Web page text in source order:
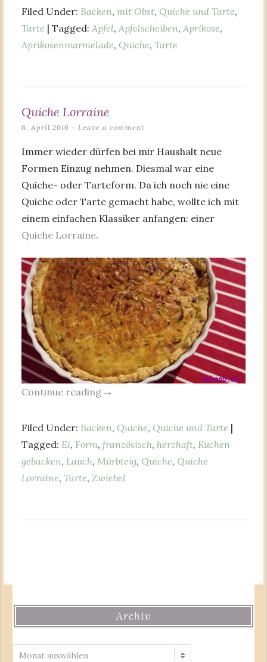
Filed Under: Backen, mit Obst, Quiche und Tarte,
Tarte | Tagged: Apfel, Apfelscheiben, Aprikose,
Aprikosenmarmelade, Quiche, Tarte
Quiche Lorraine
6. April 2016 Leave a comment
Immer wieder dürfen bei mir Haushalt neue
Formen Einzug nehmen. Diesmal war eine
Quiche- oder Tarteform. Da ich noch nie eine
Quiche oder Tarte gemacht habe, wollte ich mit
einem einfachen Klassiker anfangen: einer
Quiche Lorraine.
Continue reading →
Filed Under: Backen, Quiche, Quiche und Tarte |
Tagged: Ei, Form, französisch, herzhaft, Kuchen
gebacken, Lauch, Mürbteig, Quiche, Quiche
Lorraine, Tarte, Zwiebel
Archiv